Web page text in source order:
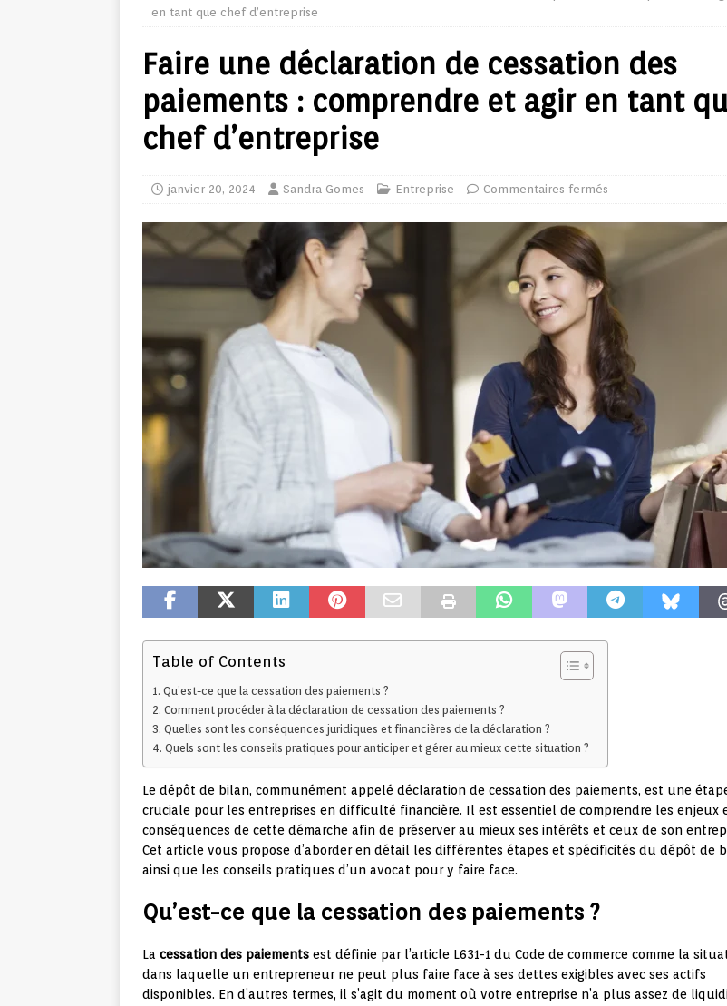
en tant que chef d’entreprise
Faire une déclaration de cessation des
paiements : comprendre et agir en tant
chef d’entreprise
janvier 20, 2024 Sandra Gomes Entreprise Commentaires fermés
Table of Contents
Qu’est-ce que la cessation des paiements ?
Comment procéder à la déclaration de cessation des paiements ?
Quelles sont les conséquences juridiques et financières de la déclaration ?
Quels sont les conseils pratiques pour anticiper et gérer au mieux cette situation ?
Le dépôt de bilan, communément appelé déclaration de cessation des paiements, est une
cruciale pour les entreprises en difficulté financière. Il est essentiel de comprendre les enjeux
conséquences de cette démarche afin de préserver au mieux ses intérêts et ceux de son
Cet article vous propose d’aborder en détail les différentes étapes et spécificités du dépôt de
ainsi que les conseils pratiques d’un avocat pour y faire face.
Qu’est-ce que la cessation des paiements ?
La cessation des paiements est définie par l’article L631-1 du Code de commerce comme la
dans laquelle un entrepreneur ne peut plus faire face à ses dettes exigibles avec ses actifs
disponibles. En d’autres termes, il s’agit du moment où votre entreprise n’a plus assez de